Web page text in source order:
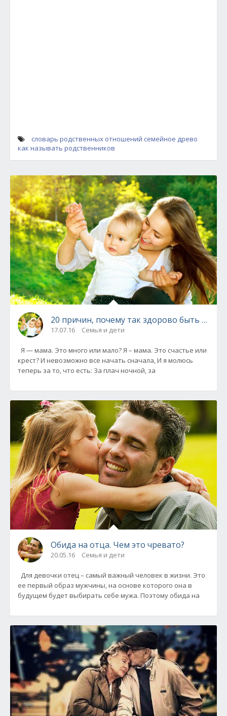
словарь родственных отношений семейное древо
как называть родственников
20 причин, почему так здорово быть
17.07.16 Семья и дети
Я — мама. Это много или мало? Я – мама. Это счастье или
крест? И невозможно все начать сначала, И я молюсь
теперь за то, что есть: За плач ночной, за
Обида на отца. Чем это чревато?
20.05.16 Семья и дети
Для девочки отец – самый важный человек в жизни. Это
ее первый образ мужчины, на основе которого она в
будущем будет выбирать себе мужа. Поэтому обида на